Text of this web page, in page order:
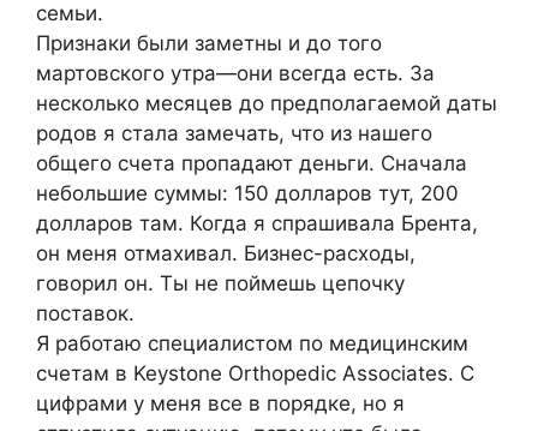
семьи.
Признаки были заметны и до того
мартовского утра—они всегда есть. За
несколько месяцев до предполагаемой даты
родов я стала замечать, что из нашего
общего счета пропадают деньги. Сначала
небольшие суммы: 150 долларов тут, 200
долларов там. Когда я спрашивала Брента,
он меня отмахивал. Бизнес-расходы,
говорил он. Ты не поймешь цепочку
поставок.
Я работаю специалистом по медицинским
счетам в Keystone Orthopedic Associates. С
цифрами у меня все в порядке, но я